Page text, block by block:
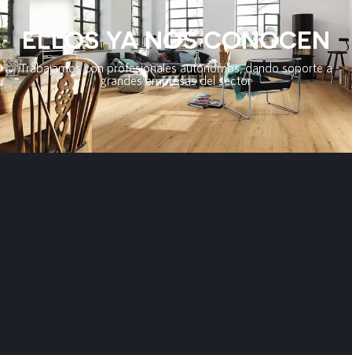
ELLOS YA NOS CONOCEN
Trabajamos con profesionales autónomos, dando soporte a
grandes empresas del sector